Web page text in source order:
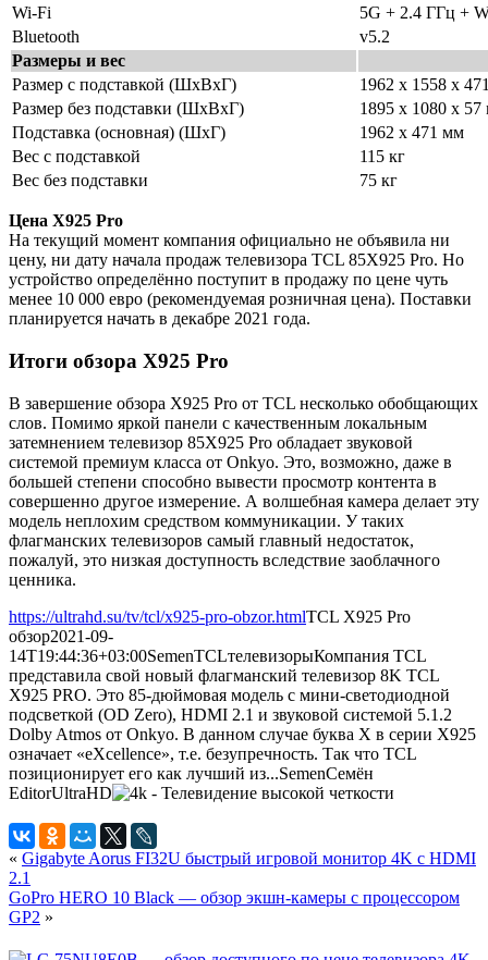
Wi-Fi
5G + 2.4 ГГц +
Bluetooth
v5.2
Размеры и вес
Размер с подставкой (ШxВxГ)
1962 х 1558 х
Размер без подставки (ШxВxГ)
1895 х 1080 х
Подставка (основная) (ШxГ)
1962 х 471 мм
Вес с подставкой
115 кг
Вес без подставки
75 кг
Цена X925 Pro
На текущий момент компания официально не объявила ни
цену, ни дату начала продаж телевизора TCL 85X925 Pro. Но
устройство определённо поступит в продажу по цене чуть
менее 10 000 евро (рекомендуемая розничная цена). Поставки
планируется начать в декабре 2021 года.
Итоги обзора X925 Pro
В завершение обзора X925 Pro от TCL несколько обобщающих
слов. Помимо яркой панели с качественным локальным
затемнением телевизор 85X925 Pro обладает звуковой
системой премиум класса от Onkyo. Это, возможно, даже в
большей степени способно вывести просмотр контента в
совершенно другое измерение. А волшебная камера делает эту
модель неплохим средством коммуникации. У таких
флагманских телевизоров самый главный недостаток,
пожалуй, это низкая доступность вследствие заоблачного
ценника.
https://ultrahd.su/tv/tcl/x925-pro-obzor.htmlTCL X925 Pro
обзор2021-09-
14T19:44:36+03:00SemenTCLтелевизорыКомпания TCL
представила свой новый флагманский телевизор 8K TCL
X925 PRO. Это 85-дюймовая модель с мини-светодиодной
подсветкой (OD Zero), HDMI 2.1 и звуковой системой 5.1.2
Dolby Atmos от Onkyo. В данном случае буква X в серии X925
означает «eXcellence», т.е. безупречность. Так что TCL
позиционирует его как лучший из...SemenСемён
EditorUltraHD
« Gigabyte Aorus FI32U быстрый игровой монитор 4K с HDMI
2.1
GoPro HERO 10 Black — обзор экшн-камеры с процессором
GP2 »